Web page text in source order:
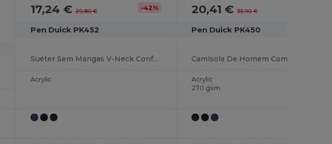
17,24 €29,80 € -42%
Pen Duick PK452
Suéter Sem Mangas V-Neck Confortável
Acrylic
20,41 €33,90 €
Pen Duick PK450
Acrylic
270 gsm